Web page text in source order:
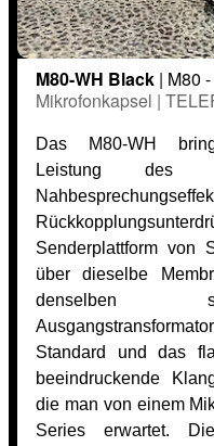
M80-WH Black | M80
Mikrofonkapsel |
Das M80-WH
Leistung des
Senderplattform von
über dieselbe
denselben
Standard und das
beeindruckende
die man von einem
Series erwartet.